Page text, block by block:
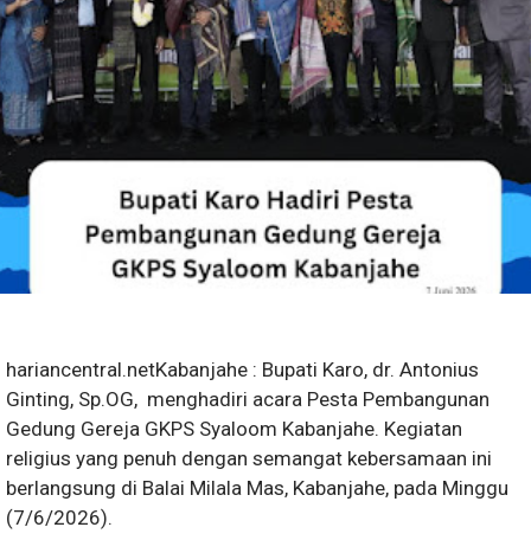
hariancentral.net​Kabanjahe : Bupati Karo, dr. Antonius
Ginting, Sp.OG, menghadiri acara Pesta Pembangunan
Gedung Gereja GKPS Syaloom Kabanjahe. Kegiatan
religius yang penuh dengan semangat kebersamaan ini
berlangsung di Balai Milala Mas, Kabanjahe, pada Minggu
(7/6/2026).